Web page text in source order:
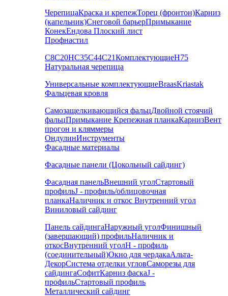
ЧерепицаКраска и крепежТорец (фронтон)Карниз
(капельник)Снеговой барьерПримыкание
КонекЕндова Плоский лист
Профнастил
С8С20НС35С44С21КомплектующиеН75
Натуральная черепица
Универсальные комплектующиеBraasKriastak
Фальцевая кровля
Самозащелкивающийся фальцДвойной стоячий
фальцПримыкание Крепежная планкаКарнизВент
прогон и кляммеры
ОндулинИнструменты
Фасадные материалы
Фасадные панели (Цокольный сайдинг)
Фасадная панельВнешний уголСтартовый
профильJ - профиль/облицовочная
планкаНаличник и откос Внутренний угол
Виниловый сайдинг
Панель сайдингаНаружный уголФинишный
(завершающий) профильНаличник и
откосВнутренний уголH - профиль
(соединительный)Окно для чердакаАльта-
ДекорСистема отделки угловСаморезы для
сайдингаСофитКарниз фаскаJ -
профильСтартовый профиль
Металлический сайдинг